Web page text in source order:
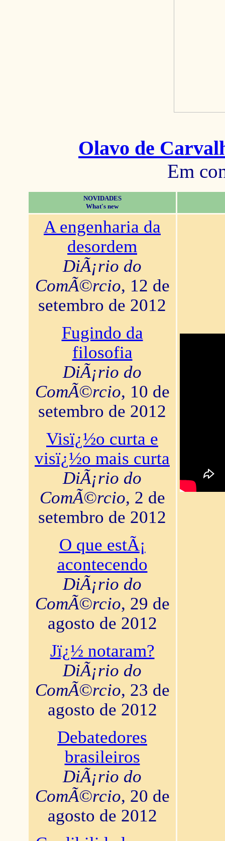
Olavo de
Em
NOVIDADES
What's new
A engenharia da
desordem
DiÃ¡rio do
ComÃ©rcio, 12 de
setembro de 2012
Fugindo da
filosofia
DiÃ¡rio do
ComÃ©rcio, 10 de
setembro de 2012
Visï¿½o curta e
visï¿½o mais curta
DiÃ¡rio do
ComÃ©rcio, 2 de
setembro de 2012
O que estÃ¡
acontecendo
DiÃ¡rio do
ComÃ©rcio, 29 de
agosto de 2012
Jï¿½ notaram?
DiÃ¡rio do
ComÃ©rcio, 23 de
agosto de 2012
Debatedores
brasileiros
DiÃ¡rio do
ComÃ©rcio, 20 de
agosto de 2012